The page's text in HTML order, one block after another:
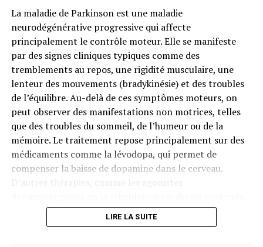
La maladie de Parkinson est une maladie
neurodégénérative progressive qui affecte
principalement le contrôle moteur. Elle se manifeste
par des signes cliniques typiques comme des
tremblements au repos, une rigidité musculaire, une
lenteur des mouvements (bradykinésie) et des troubles
de l’équilibre. Au-delà de ces symptômes moteurs, on
peut observer des manifestations non motrices, telles
que des troubles du sommeil, de l’humeur ou de la
mémoire. Le traitement repose principalement sur des
médicaments comme la lévodopa, qui permet de
compenser la baisse de dopamine dans le cerveau.
peuvent être utilisées pour améliorer la qualité de vie
des patients
LIRE LA SUITE